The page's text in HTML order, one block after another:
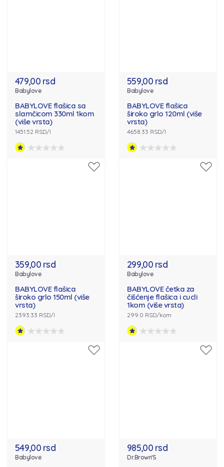
479,00 rsd
Babylove
BABYLOVE flašica sa
slamčicom 330ml 1kom
(više vrsta)
1451.52 RSD/l
559,00 rsd
Babylove
BABYLOVE flašica
široko grlo 120ml (više
vrsta)
4658.33 RSD/l
359,00 rsd
Babylove
BABYLOVE flašica
široko grlo 150ml (više
vrsta)
2393.33 RSD/l
299,00 rsd
Babylove
BABYLOVE četka za
čišćenje flašica i cucli
1kom (više vrsta)
299.0 RSD/kom
549,00 rsd
Babylove
985,00 rsd
Dr.Brown'S